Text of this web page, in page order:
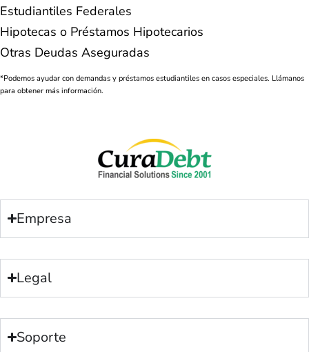
Estudiantiles Federales
Hipotecas o Préstamos Hipotecarios
Otras Deudas Aseguradas
*Podemos ayudar con demandas y préstamos estudiantiles en casos especiales. Llámanos
para obtener más información.
Empresa
Legal
Soporte